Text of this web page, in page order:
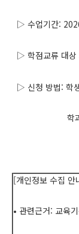
▷ 수업기간:
▷ 학점교류 대상
▷ 신청 방법: 학
학과(부)에서
[개인정보 수집 안
• 관련근거: 교육